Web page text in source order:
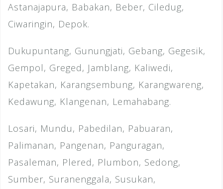
Astanajapura, Babakan, Beber, Ciledug,
Ciwaringin, Depok.
Dukupuntang, Gunungjati, Gebang, Gegesik,
Gempol, Greged, Jamblang, Kaliwedi,
Kapetakan, Karangsembung, Karangwareng,
Kedawung, Klangenan, Lemahabang.
Losari, Mundu, Pabedilan, Pabuaran,
Palimanan, Pangenan, Panguragan,
Pasaleman, Plered, Plumbon, Sedong,
Sumber, Suranenggala, Susukan,